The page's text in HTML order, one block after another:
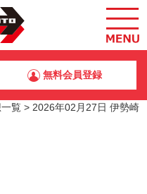
無料会員登録
覧 > 2026年02月27日 伊勢崎